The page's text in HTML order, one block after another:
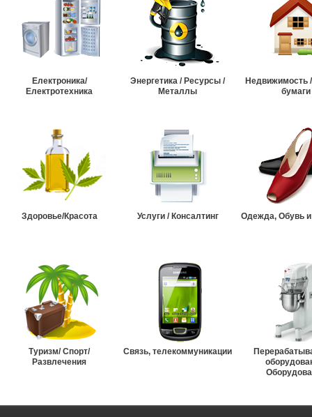
Електроника/
Електротехника
Энергетика / Ресурсы /
Металлы
Недвижимость
бумаги
Здоровье/Красота Услуги / Консалтинг Одежда, Обувь и
Туризм/ Спорт/
Развлечения
Связь, телекоммуникации